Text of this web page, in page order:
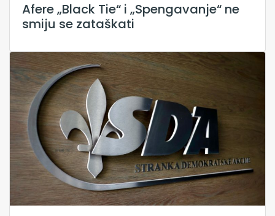
Afere „Black Tie“ i „Spengavanje“ ne
smiju se zataškati